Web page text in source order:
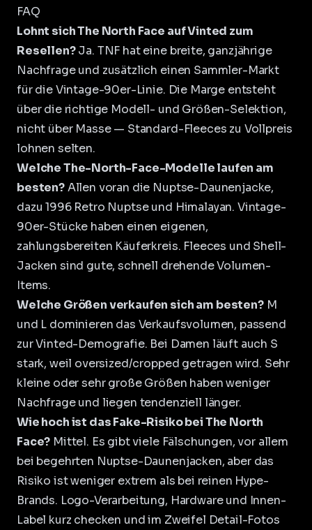
FAQ
Lohnt sich The North Face auf Vinted zum
Resellen?Ja. TNF hat eine breite, ganzjährige
Nachfrage und zusätzlich einen Sammler-Markt
für die Vintage-90er-Linie. Die Marge entsteht
über die richtige Modell- und Größen-Selektion,
nicht über Masse — Standard-Fleeces zu Vollpreis
lohnen selten.
Welche The-North-Face-Modelle laufen am
besten?Allen voran die Nuptse-Daunenjacke,
dazu 1996 Retro Nuptse und Himalayan. Vintage-
90er-Stücke haben einen eigenen,
zahlungsbereiten Käuferkreis. Fleeces und Shell-
Jacken sind gute, schnell drehende Volumen-
Items.
Welche Größen verkaufen sich am besten?M
und L dominieren das Verkaufsvolumen, passend
zur Vinted-Demografie. Bei Damen läuft auch S
stark, weil oversized/cropped getragen wird. Sehr
kleine oder sehr große Größen haben weniger
Nachfrage und liegen tendenziell länger.
Wie hoch ist das Fake-Risiko bei The North
Face? Mittel. Es gibt viele Fälschungen, vor allem
bei begehrten Nuptse-Daunenjacken, aber das
Risiko ist weniger extrem als bei reinen Hype-
Brands. Logo-Verarbeitung, Hardware und Innen-
Label kurz checken und im Zweifel Detail-Fotos